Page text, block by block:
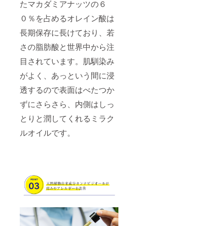
たマカダミアナッツの６
０％を占めるオレイン酸は
長期保存に長けており、若
さの脂肪酸と世界中から注
目されています。肌馴染み
がよく、あっという間に浸
透するので表面はべたつか
ずにさらさら、内側はしっ
とりと潤してくれるミラク
ルオイルです。